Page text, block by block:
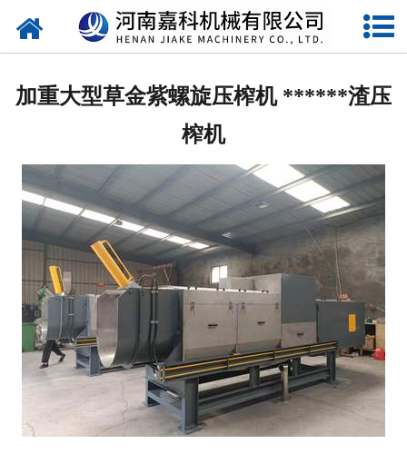
网站首页
双螺旋压榨机
特制螺旋压榨机
石榴剥皮机
过滤机
水果处理设备
加重大型草金紫螺旋压榨机 ******渣压
榨机